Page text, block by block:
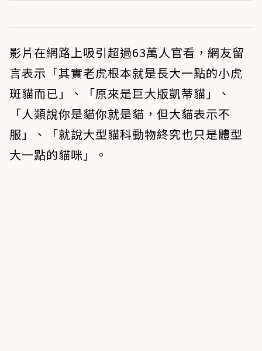
影片在網路上吸引超過63萬人官看，網友留
言表示「其實老虎根本就是長大一點的小虎
斑貓而已」、「原來是巨大版凱蒂貓」、
「人類說你是貓你就是貓，但大貓表示不
服」、「就說大型貓科動物終究也只是體型
大一點的貓咪」。